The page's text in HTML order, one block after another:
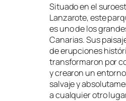
Situado en el
Lanzarote, este
es uno de los
Canarias. Sus
de erupciones
transformaron por
y crearon un
salvaje y
a cualquier otro